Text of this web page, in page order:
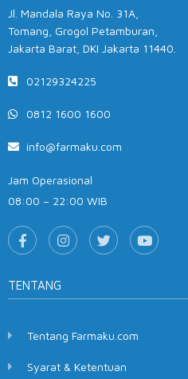
Jl. Mandala Raya No. 31A,
Tomang, Grogol Petamburan,
Jakarta Barat, DKI Jakarta 11440.
02129324225
0812 1600 1600
info@farmaku.com
Jam Operasional
08:00 – 22:00 WIB
TENTANG
Tentang Farmaku.com
Syarat & Ketentuan